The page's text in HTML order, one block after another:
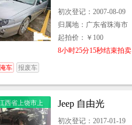
市
车 报废车
初次登记：2007-08-09
归属地：广东省珠海市
起拍价：￥100
8小时25分15秒结束拍卖
西省上饶市上
市
Jeep 自由光
初次登记：2017-01-19